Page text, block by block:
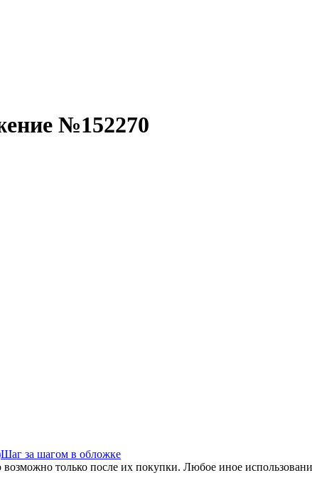
№152270
Шаг за шагом в обложке
только после их покупки. Любое иное